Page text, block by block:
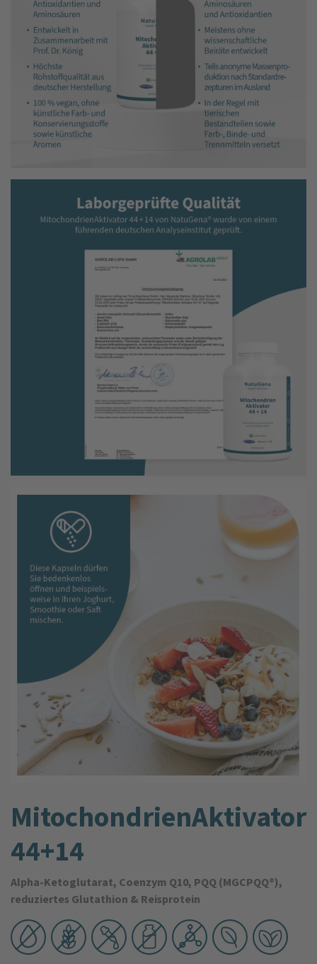
Mitochondrien­Aktivator
44+14
Alpha-Ketoglutarat, Coenzym Q10, PQQ (MGCPQQ®),
reduziertes Glutathion & Reisprotein